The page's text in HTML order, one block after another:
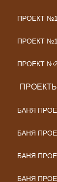
ПРОЕКТ
ПРОЕКТ
ПРОЕКТ
БАНЯ
БАНЯ
БАНЯ
БАНЯ